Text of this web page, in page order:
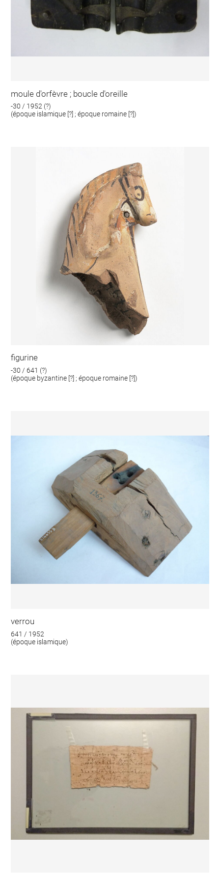
moule d'orfèvre ; boucle d'oreille
-30 / 1952 (?)
(époque islamique [?] ; époque romaine [?])
figurine
-30 / 641 (?)
(époque byzantine [?] ; époque romaine [?])
verrou
641 / 1952
(époque islamique)